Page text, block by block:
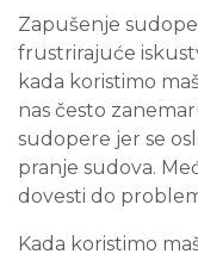
Zapušenje
frustrirajuće
kada koristimo
nas često
sudopere jer se
pranje sudova.
dovesti do
Kada koristimo